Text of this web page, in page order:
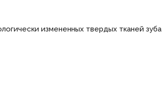
измененных твердых тканей зуба